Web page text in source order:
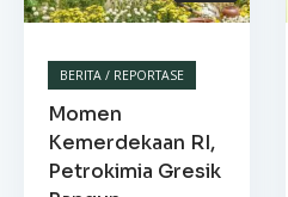
BERITA / REPORTASE
Momen
Kemerdekaan RI,
Petrokimia Gresik